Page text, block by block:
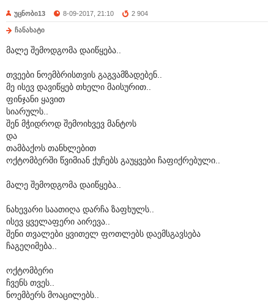
უცნობი13 8-09-2017, 21:10 2 904
ჩანახატი
მალე შემოდგომა დაიწყება..
თვეები ნოემბრისთვის გაგვამზადებენ..
მე ისევ დავიწყებ თხელი მაისურით..
ფინჯანი ყავით
სიარულს..
შენ მჭიდროდ შემოიხვევ მანტოს
და
თამბაქოს თანხლებით
ოქტომბერში წვიმიან ქუჩებს გაუყვები ჩაფიქრებული..
მალე შემოდგომა დაიწყება..
ნახევარი საათიღა დარჩა ზაფხულს..
ისევ ყველაფერი აირევა..
შენი თვალები ყვითელ ფოთლებს დაემსგავსება
ჩაგეღიმება..
ოქტომბერი
ჩვენს თვეს..
ნოემბერს მოაცილებს..